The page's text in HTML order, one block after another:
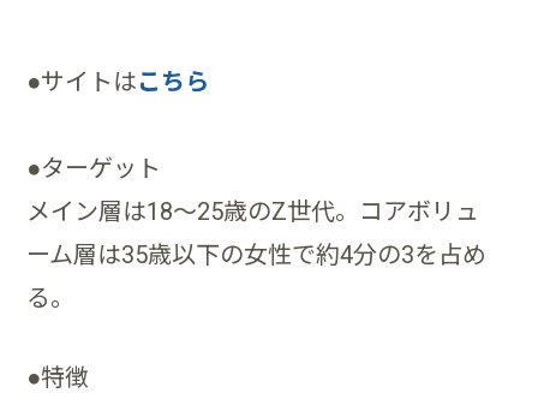
●サイトはこちら
●ターゲット
メイン層は18～25歳のZ世代。コアボリュ
ーム層は35歳以下の女性で約4分の3を占め
る。
●特徴